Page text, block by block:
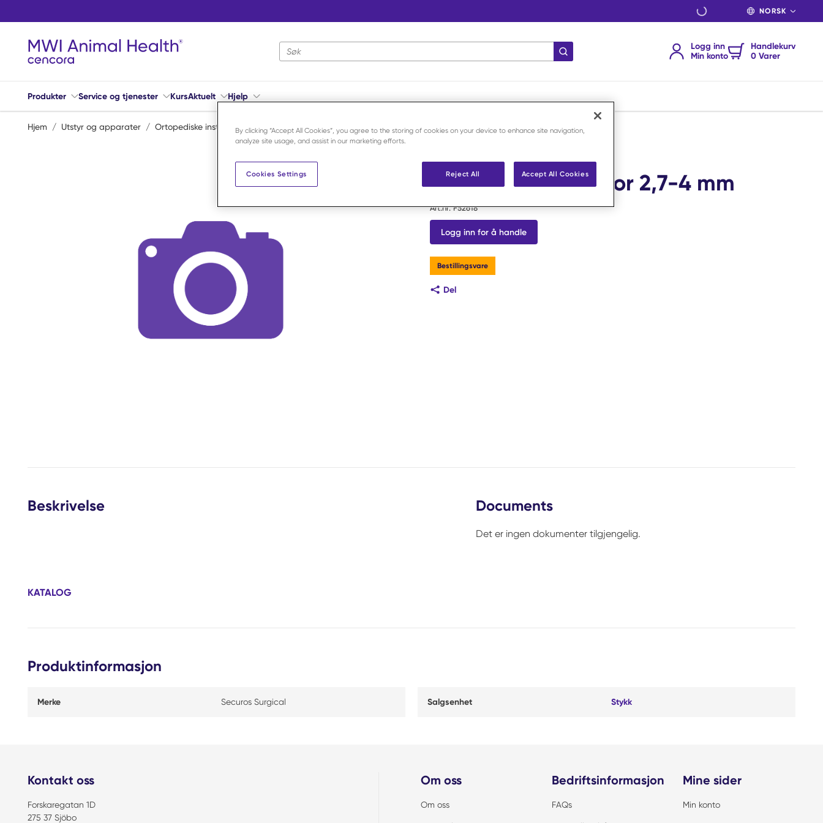
SPRÅK
Nettstedsøk
send søk
Logg inn
Min konto
Handlekurv
0 Varer
Produkter Service og tjenester KursAktuelt Hjelp
Hjem / Utstyr og apparater / Ortopediske instrumenter og verktøy / Ortopedi og beinkirurgi 2,5 QC hex shaft for 2,7-4 mm
2,5 QC hex shaft for 2,7-4 mm
Art.nr: F52618
Logg inn for å handle
Bestillingsvare
Del
Beskrivelse
KATALOG
Documents
Det er ingen dokumenter tilgjengelig.
Produktinformasjon
Merke Securos Surgical Salgsenhet Stykk
Kontakt oss
Forskaregatan 1D
275 37 Sjöbo
Om oss
Om oss
Bedriftsinformasjon
FAQs
Mine sider
Min konto
By clicking “Accept All Cookies”, you agree to the storing of cookies on your device to enhance site navigation,
analyze site usage, and assist in our marketing efforts.
Reject All Accept All Cookies
Cookies Settings